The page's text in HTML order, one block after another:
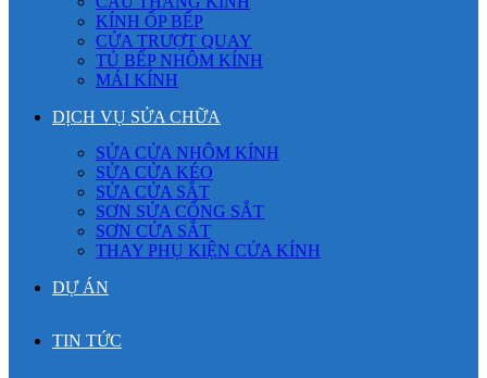
KÍNH ỐP BẾP
CỬA TRƯỢT QUAY
TỦ BẾP NHÔM KÍNH
MÁI KÍNH
DỊCH VỤ SỬA CHỮA
SỬA CỬA NHÔM KÍNH
SỬA CỬA KÉO
SỬA CỬA SẮT
SƠN SỬA CỔNG SẮT
SƠN CỬA SẮT
THAY PHỤ KIỆN CỬA KÍNH
DỰ ÁN
TIN TỨC